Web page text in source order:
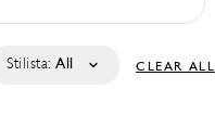
Stilista: All CLEAR ALL